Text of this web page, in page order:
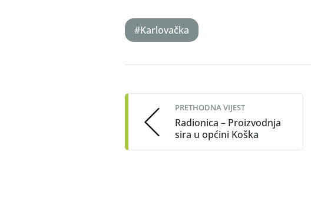
#Karlovačka
navigation
PRETHODNA VIJEST
Radionica – Proizvodnja
sira u općini Koška